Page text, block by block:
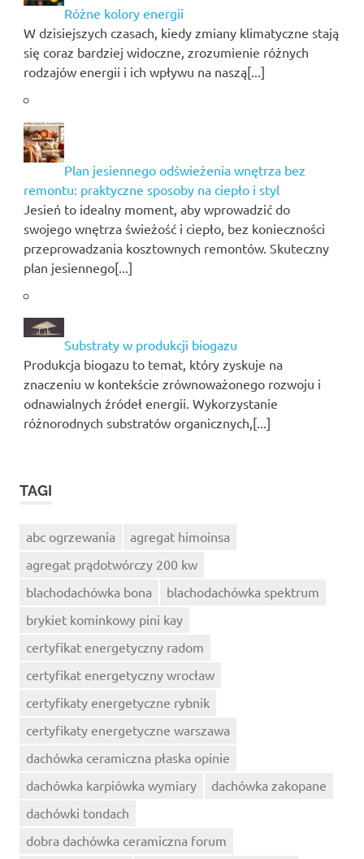
Różne kolory energii
W dzisiejszych czasach, kiedy zmiany klimatyczne stają
się coraz bardziej widoczne, zrozumienie różnych
rodzajów energii i ich wpływu na naszą[...]
Plan jesiennego odświeżenia wnętrza bez
remontu: praktyczne sposoby na ciepło i styl
Jesień to idealny moment, aby wprowadzić do
swojego wnętrza świeżość i ciepło, bez konieczności
przeprowadzania kosztownych remontów. Skuteczny
plan jesiennego[...]
Substraty w produkcji biogazu
Produkcja biogazu to temat, który zyskuje na
znaczeniu w kontekście zrównoważonego rozwoju i
odnawialnych źródeł energii. Wykorzystanie
różnorodnych substratów organicznych,[...]
TAGI
abc ogrzewania
agregat himoinsa
agregat prądotwórczy 200 kw
blachodachówka bona
blachodachówka spektrum
brykiet kominkowy pini kay
certyfikat energetyczny radom
certyfikat energetyczny wrocław
certyfikaty energetyczne rybnik
certyfikaty energetyczne warszawa
dachówka ceramiczna płaska opinie
dachówka karpiówka wymiary
dachówka zakopane
dachówki tondach
dobra dachówka ceramiczna forum